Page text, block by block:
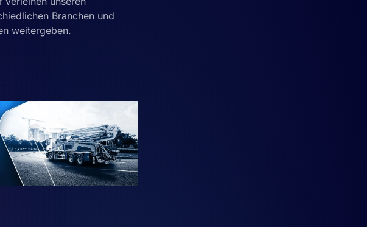
Branchen und
weitergeben.